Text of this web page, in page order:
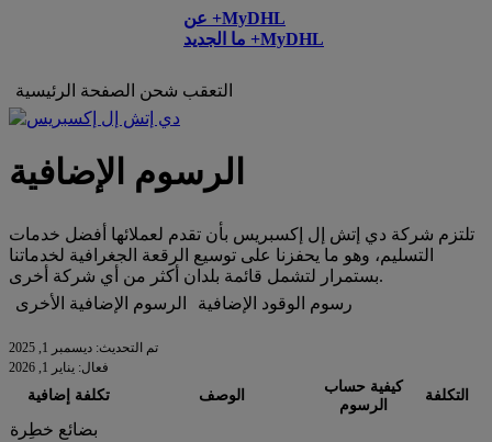
عن +MyDHL
ما الجديد +MyDHL
الصفحة الرئيسية شحن التعقب
الرسوم الإضافية
تلتزم شركة دي إتش إل إكسبريس بأن تقدم لعملائها أفضل خدمات
التسليم، وهو ما يحفزنا على توسيع الرقعة الجغرافية لخدماتنا
بستمرار لتشمل قائمة بلدان أكثر من أي شركة أخرى.
الرسوم الإضافية الأخرى
رسوم الوقود الإضافية
تم التحديث: ديسمبر 1, 2025
فعال: يناير 1, 2026
تكلفة إضافية الوصف
كيفية حساب
الرسوم
التكلفة
بضائع خطِرة